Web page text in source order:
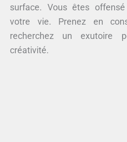
surface. Vous êtes
votre vie. Prenez en
recherchez un exutoire
créativité.